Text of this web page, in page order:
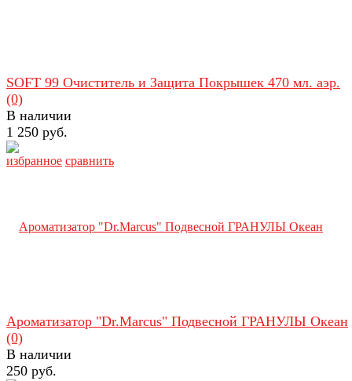
избранное сравнить
SOFT 99 Очиститель и Защита Покрышек 470 мл. аэр.
(0)
В наличии
1 250 руб.
Ароматизатор "Dr.Marcus" Подвесной ГРАНУЛЫ Океан
(0)
В наличии
250 руб.